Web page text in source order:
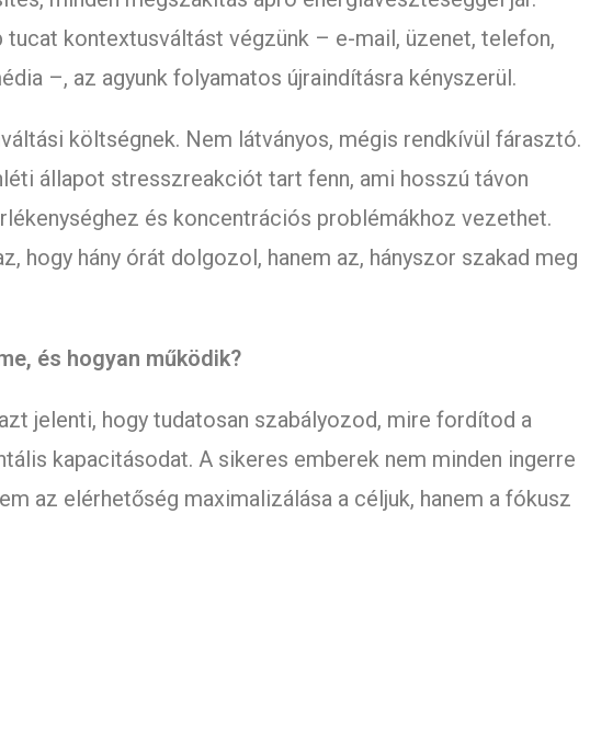
tucat kontextusváltást végzünk – e-mail, üzenet, telefon,
–, az agyunk folyamatos újraindításra kényszerül.
költségnek. Nem látványos, mégis rendkívül fárasztó.
állapot stresszreakciót tart fenn, ami hosszú távon
és koncentrációs problémákhoz vezethet.
hogy hány órát dolgozol, hanem az, hányszor szakad meg
és hogyan működik?
jelenti, hogy tudatosan szabályozod, mire fordítod a
kapacitásodat. A sikeres emberek nem minden ingerre
az elérhetőség maximalizálása a céljuk, hanem a fókusz